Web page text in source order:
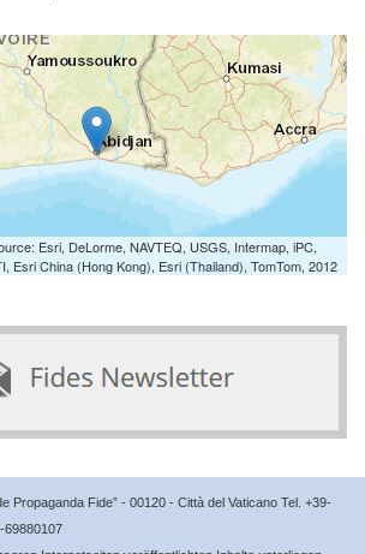
Esri, DeLorme, NAVTEQ, USGS, Intermap, iPC,
Esri China (Hong Kong), Esri (Thailand), TomTom, 2012
Propaganda Fide” - 00120 - Città del Vaticano Tel. +39-
69880107